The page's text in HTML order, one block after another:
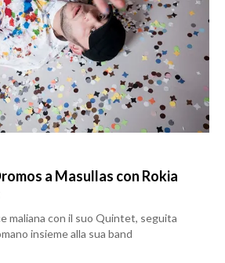
a Masullas con Rokia
maliana con il suo Quintet, seguita
insieme alla sua band